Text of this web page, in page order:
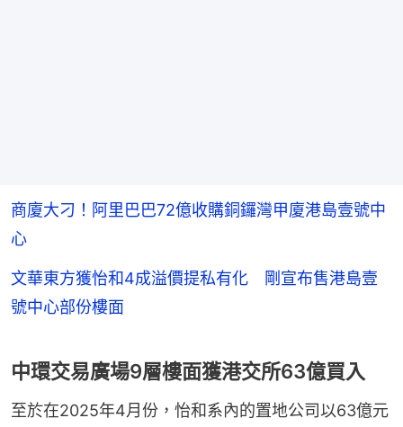
商廈大刁！阿里巴巴72億收購銅鑼灣甲廈港島壹號中
心
文華東方獲怡和4成溢價提私有化 剛宣布售港島壹
號中心部份樓面
中環交易廣場9層樓面獲港交所63億買入
至於在2025年4月份，怡和系內的置地公司以63億元